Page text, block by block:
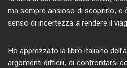
ma sempre ansioso di scoprirlo, e
senso di incertezza a rendere il
Ho apprezzato la libro italiano
argomenti difficili, di confrontarsi